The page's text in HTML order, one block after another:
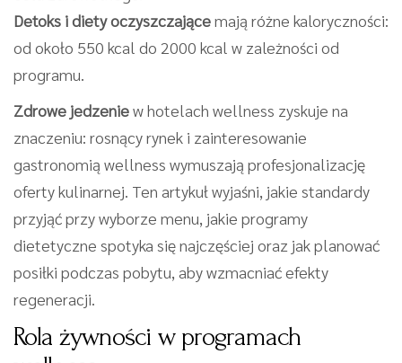
Detoks i diety oczyszczającemają różne kaloryczności:
od około 550 kcal do 2000 kcal w zależności od
programu.
Zdrowe jedzeniew hotelach wellness zyskuje na
znaczeniu: rosnący rynek i zainteresowanie
gastronomią wellness wymuszają profesjonalizację
oferty kulinarnej. Ten artykuł wyjaśni, jakie standardy
przyjąć przy wyborze menu, jakie programy
dietetyczne spotyka się najczęściej oraz jak planować
posiłki podczas pobytu, aby wzmacniać efekty
regeneracji.
Rola żywności w programach